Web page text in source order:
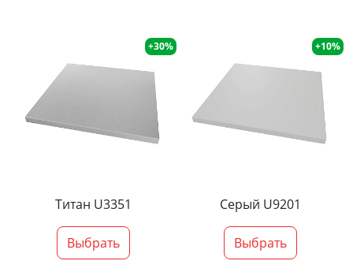
+30%
Титан U3351
Выбрать
+10%
Серый U9201
Выбрать